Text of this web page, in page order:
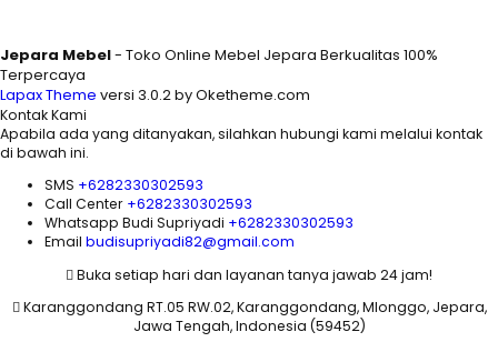
Jepara Mebel- Toko Online Mebel Jepara Berkualitas 100%
Terpercaya
Lapax Theme versi 3.0.2 by Oketheme.com
Kontak Kami
Apabila ada yang ditanyakan, silahkan hubungi kami melalui kontak
di bawah ini.
SMS +6282330302593
Call Center +6282330302593
Whatsapp Budi Supriyadi +6282330302593
Email budisupriyadi82@gmail.com
Buka setiap hari dan layanan tanya jawab 24 jam!
Karanggondang RT.05 RW.02, Karanggondang, Mlonggo, Jepara,
Jawa Tengah, Indonesia (59452)